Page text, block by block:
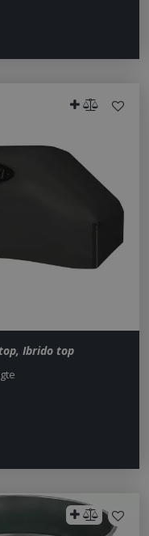
Ibrido top
om geldige rapporten te
is asssociated with Google
- which is a significant update
commonly used analytics
is used to distinguish unique
identifier. It is included in
campaign data for the sites
By default it is set to expire
this is customisable by
value for each page visited.
gebruikt door de Cookie-
om de cookievoorkeuren
onthouden. De cookie-banner
de gebruiker en
hun interactie met de site
registreert gegevens over de
de bezoeker met betrekking
worden gerespecteerd